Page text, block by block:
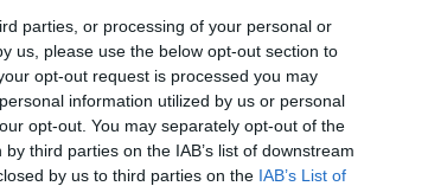
parties, or processing of your personal or
us, please use the below opt-out section to
opt-out request is processed you may
information utilized by us or personal
opt-out. You may separately opt-out of the
third parties on the IAB’s list of downstream
by us to third parties on the IAB’s List of
το Υπουργείο
τη διάρκεια της